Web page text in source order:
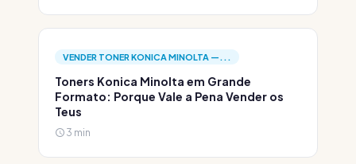
VENDER TONER KONICA MINOLTA —...
Toners Konica Minolta em Grande
Formato: Porque Vale a Pena Vender os
Teus
3 min